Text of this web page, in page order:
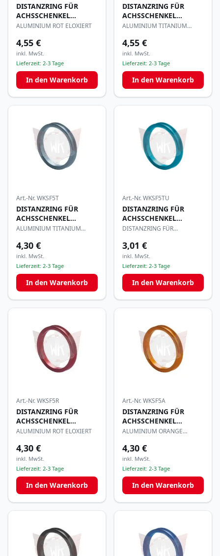
DISTANZRING FÜR
ACHSSCHENKEL
25x15mm
ALUMINIUM ROT ELOXIERT
4,55 €
inkl. MwSt.
Lieferzeit: 2-3 Tage
In den Warenkorb
DISTANZRING FÜR
ACHSSCHENKEL
25x15mm
ALUMINIUM TITANIUM
4,55 €
inkl. MwSt.
Lieferzeit: 2-3 Tage
In den Warenkorb
Art.-Nr.WKSF5T
DISTANZRING FÜR
ACHSSCHENKEL
25x5mm
ALUMINIUM TITANIUM
4,30 €
inkl. MwSt.
Lieferzeit: 2-3 Tage
In den Warenkorb
Art.-Nr.WKSF5TU
DISTANZRING FÜR
ACHSSCHENKEL
25x5mm
DISTANZRING FÜR
3,01 €
inkl. MwSt.
Lieferzeit: 2-3 Tage
In den Warenkorb
Art.-Nr.WKSF5R
DISTANZRING FÜR
ACHSSCHENKEL
25x5mm
ALUMINIUM ROT ELOXIERT
4,30 €
inkl. MwSt.
Lieferzeit: 2-3 Tage
In den Warenkorb
Art.-Nr.WKSF5A
DISTANZRING FÜR
ACHSSCHENKEL
25x5mm
ALUMINIUM ORANGE
4,30 €
inkl. MwSt.
Lieferzeit: 2-3 Tage
In den Warenkorb